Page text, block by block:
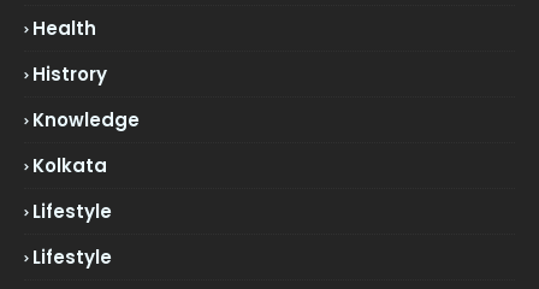
Health
Histrory
Knowledge
Kolkata
Lifestyle
Lifestyle